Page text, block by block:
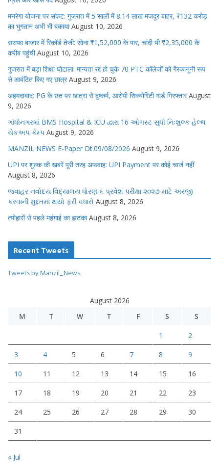
मनरेगा योजना पर संकट: गुजरात में 5 सालों में 8.14 लाख मजदूर बाहर, ₹132 करोड़
का भुगतान अभी भी बकाया August 10, 2026
सराफा बाजार में रिकॉर्ड तेजी: सोना ₹1,52,000 के पार, चांदी भी ₹2,35,000 के
करीब पहुंची August 10, 2026
गुजरात में बड़ा शिक्षा घोटाला: मान्यता रद्द हो चुके 70 PTC कॉलेजों को गैरकानूनी रूप
से आवंटित किए गए छात्र August 9, 2026
अहमदाबाद: PG के छत पर छात्रा से दुष्कर्म, आरोपी सिक्योरिटी गार्ड गिरफ्तार August
9, 2026
ગાંધીનગરમાં BMS Hospital & ICU દ્વારા 16 ઓગસ્ટ સુધી નિઃશુલ્ક હેલ્થ
ચેકઅપ કેમ્પ August 9, 2026
MANZIL NEWS E-Paper Dt.09/08/2026 August 9, 2026
UPI पर शुल्क की खबरें पूरी तरह अफवाह: UPI Payment पर कोई चार्ज नहीं
August 8, 2026
જવાહર નવોદય વિદ્યાલય ધોરણ-૬ પ્રવેશ પરીક્ષા ૨૦૨૭ માટે અરજી
કરવાની મુદ્દતમાં થયો ફરી વધારો August 8, 2026
त्योहारों से पहले महंगाई का झटका August 8, 2026
Recent Tweets
Tweets by Manzil_News
August 2026
M
T W T F S S
1 2
3 4 5 6 7 8 9
10 11 12 13 14 15 16
17 18 19 20 21 22 23
24 25 26 27 28 29 30
31
« Jul